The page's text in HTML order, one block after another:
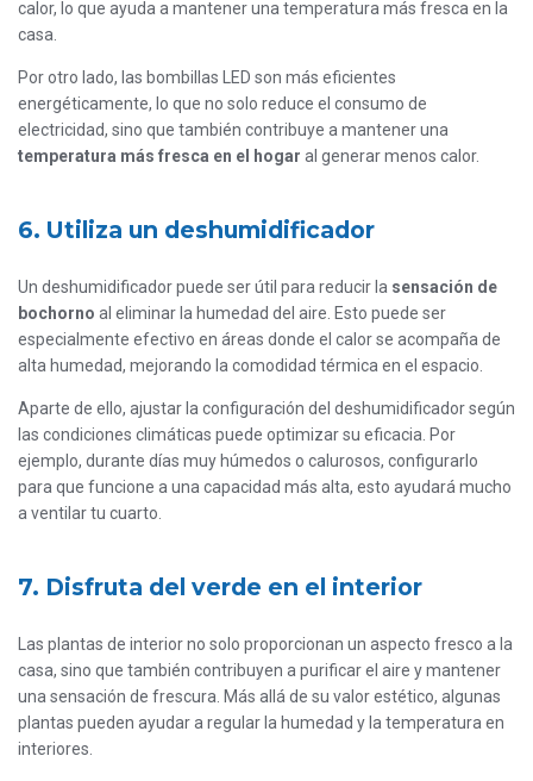
calor, lo que ayuda a mantener una temperatura más fresca en la
casa.
Por otro lado, las bombillas LED son más eficientes
energéticamente, lo que no solo reduce el consumo de
electricidad, sino que también contribuye a mantener una
temperatura más fresca en el hogar al generar menos calor.
6. Utiliza un deshumidificador
Un deshumidificador puede ser útil para reducir la sensación de
bochorno al eliminar la humedad del aire. Esto puede ser
especialmente efectivo en áreas donde el calor se acompaña de
alta humedad, mejorando la comodidad térmica en el espacio.
Aparte de ello, ajustar la configuración del deshumidificador según
las condiciones climáticas puede optimizar su eficacia. Por
ejemplo, durante días muy húmedos o calurosos, configurarlo
para que funcione a una capacidad más alta, esto ayudará mucho
a ventilar tu cuarto.
7. Disfruta del verde en el interior
Las plantas de interior no solo proporcionan un aspecto fresco a la
casa, sino que también contribuyen a purificar el aire y mantener
una sensación de frescura. Más allá de su valor estético, algunas
plantas pueden ayudar a regular la humedad y la temperatura en
interiores.